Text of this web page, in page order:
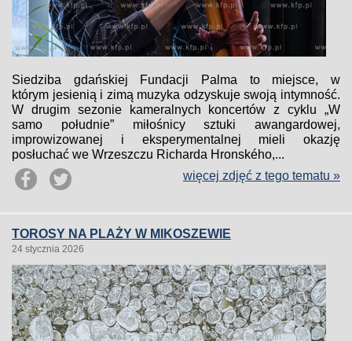
Siedziba gdańskiej Fundacji Palma to miejsce, w
którym jesienią i zimą muzyka odzyskuje swoją intymność.
W drugim sezonie kameralnych koncertów z cyklu „W
samo południe” miłośnicy sztuki awangardowej,
improwizowanej i eksperymentalnej mieli okazję
posłuchać we Wrzeszczu Richarda Hronského,...
więcej zdjęć z tego tematu »
TOROSY NA PLAŻY W MIKOSZEWIE
24 stycznia 2026